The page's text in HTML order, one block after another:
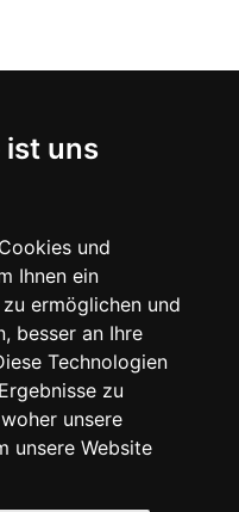
ist uns
und
Ihnen ein
ermöglichen und
besser an Ihre
Technologien
zu
unsere
unsere Website